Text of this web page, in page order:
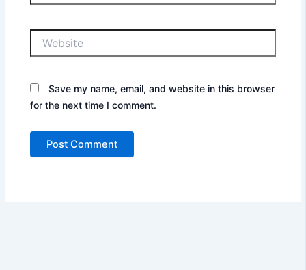
Save my name, email, and website in this browser
for the next time I comment.